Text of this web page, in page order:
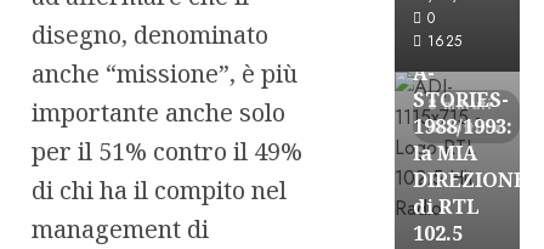
disegno, denominato
anche “missione”, è più
importante anche solo
per il 51% contro il 49%
di chi ha il compito nel
management di
0
1625
8 minuti
di lettura
Formazione
FREE
A-
STORIES-
1988/1993:
la MIA
DIREZIONE
di RTL
102.5